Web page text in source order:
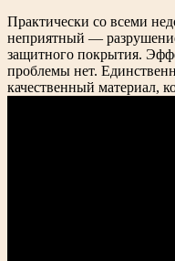
Практически со всеми
неприятный —
защитного покрытия.
проблемы нет.
качественный материал,